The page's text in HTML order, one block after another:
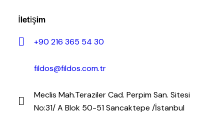
İletişim
+90 216 365 54 30
fildos@fildos.com.tr
Meclis Mah.Teraziler Cad. Perpim San. Sitesi
No:31/ A Blok 50-51 Sancaktepe /İstanbul